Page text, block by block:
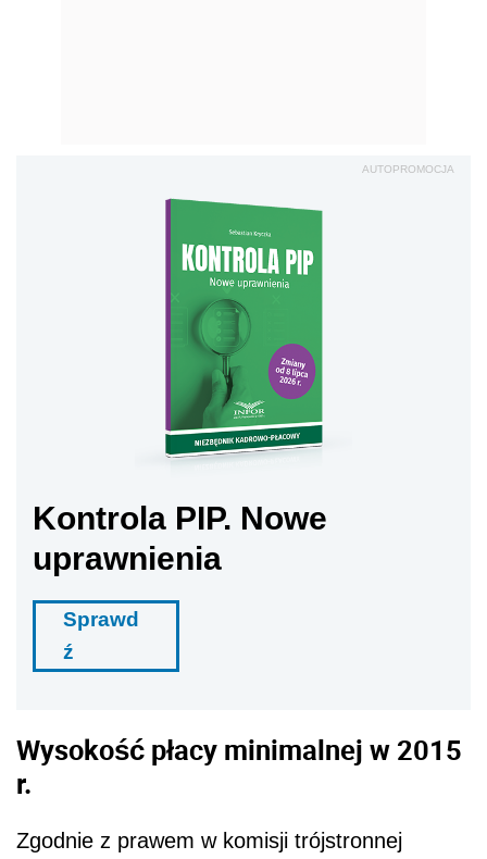
AUTOPROMOCJA
Kontrola PIP. Nowe
uprawnienia
Sprawd
ź
Wysokość płacy minimalnej w 2015
r.
Zgodnie z prawem w komisji trójstronnej